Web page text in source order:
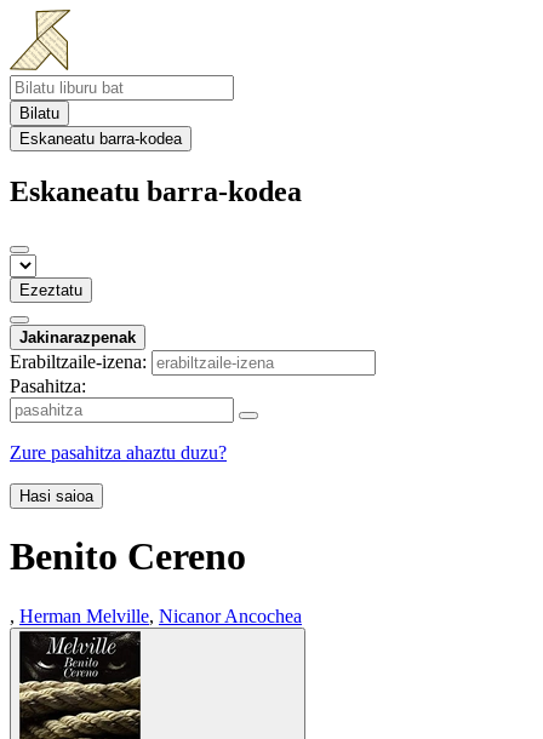
Bilatu
Eskaneatu barra-kodea
Eskaneatu barra-kodea
Ezeztatu
Jakinarazpenak
Erabiltzaile-izena:
Pasahitza:
Zure pasahitza ahaztu duzu?
Hasi saioa
Benito Cereno
, Herman Melville, Nicanor Ancochea